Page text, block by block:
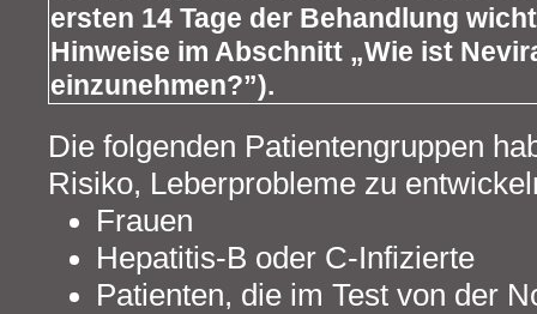
ersten 14 Tage der Behandlung
Hinweise im Abschnitt „Wie ist
einzunehmen?”).
Die folgenden Patientengruppen
Risiko, Leberprobleme zu
Frauen
Hepatitis-B oder C-Infizierte
Patienten, die im Test von der